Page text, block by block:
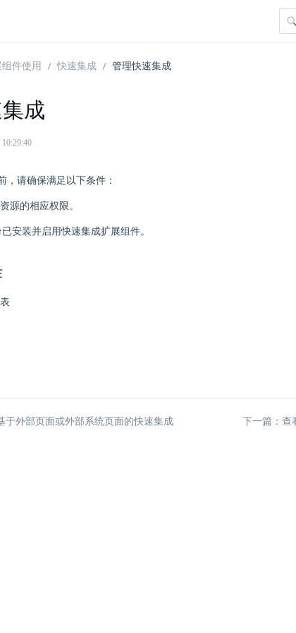
件使用 快速集成 管理快速集成
成
，请确保满足以下条件：
源的相应权限。
已安装并启用快速集成扩展组件。
于外部页面或外部系统页面的快速集成 下一篇：查